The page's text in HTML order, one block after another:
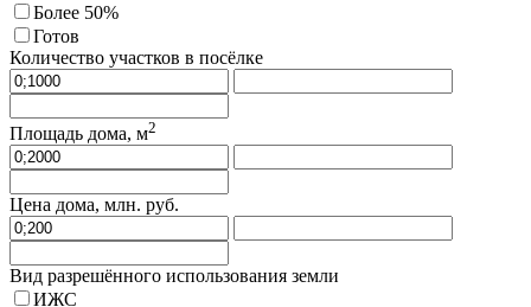
Более 50%
Готов
Количество участков в посёлке
Площадь дома, м2
Цена дома, млн. руб.
Вид разрешённого использования земли
ИЖС